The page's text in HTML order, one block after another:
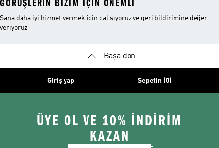
GÖRÜŞLERIN BIZIM IÇIN ÖNEMLI
Sana daha iyi hizmet vermek için çalışıyoruz ve geri bildirimine değer
veriyoruz
Başa dön
Giriş yap Sepetin (0)
ÜYE OL VE 10% İNDİRİM
KAZAN